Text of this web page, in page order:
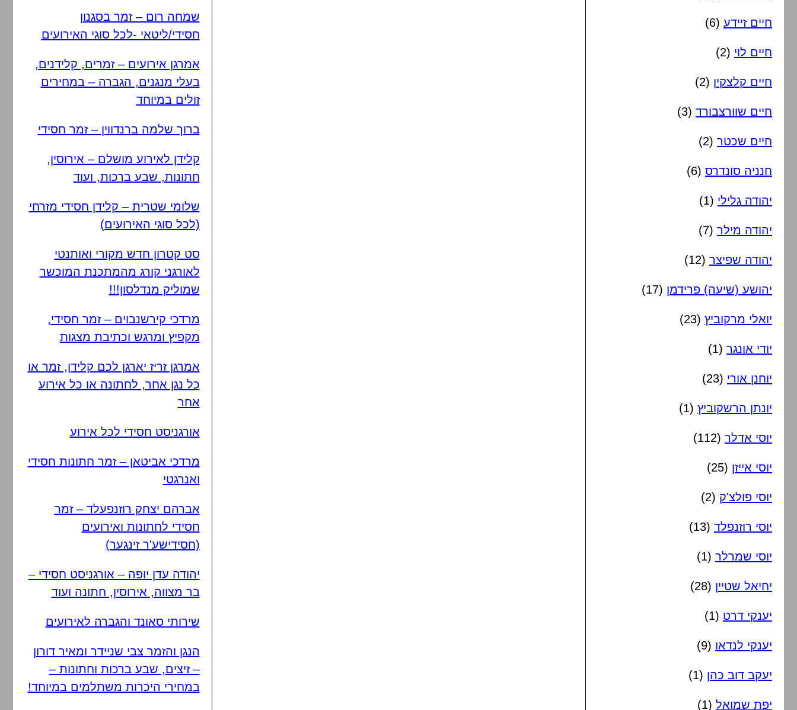
חיים זיידע (6)
חיים לוי (2)
חיים קלצקין (2)
חיים שוורצבורד (3)
חיים שכטר (2)
חנניה סונדרס (6)
יהודה גלילי (1)
יהודה מילר (7)
יהודה שפיצר (12)
יהושע (שיעה) פרידמן (17)
יואלי מרקוביץ (23)
יודי אונגר (1)
יוחנן אורי (23)
יונתן הרשקוביץ (1)
יוסי אדלר (112)
יוסי אייזן (25)
יוסי פולצ'ק (2)
יוסי רוזנפלד (13)
יוסי שמרלר (1)
יחיאל שטיין (28)
יענקי דרט (1)
יענקי לנדאו (9)
יעקב דוב כהן (1)
יפת שמואל (1)
שמחה רום – זמר בסגנון
חסידי/ליטאי -לכל סוגי האירועים
אמרגן אירועים – זמרים, קלידנים,
בעלי מנגנים, הגברה – במחירים
זולים במיוחד
ברוך שלמה ברנדווין – זמר חסידי
קלידן לאירוע מושלם – אירוסין,
חתונות, שבע ברכות, ועוד
שלומי שטרית – קלידן חסידי מזרחי
(לכל סוגי האירועים)
סט קטרון חדש מקורי ואותנטי
לאורגני קורג מהמתכנת המוכשר
שמוליק מנדלסון!!!
מרדכי קירשנבוים – זמר חסידי,
מקפיץ ומרגש וכתיבת מצגות
אמרגן זריז יארגן לכם קלידן, זמר או
כל נגן אחר, לחתונה או כל אירוע
אחר
אורגניסט חסידי לכל אירוע
מרדכי אביטאן – זמר חתונות חסידי
ואנרגטי
אברהם יצחק רוזנפעלד – זמר
חסידי לחתונות ואירועים
(חסידישע'ר זינגער)
יהודה עדן יופה – אורגניסט חסידי –
בר מצווה, אירוסין, חתונה ועוד
שירותי סאונד והגברה לאירועים
הנגן והזמר צבי שניידר ומאיר דורון
– זיצים, שבע ברכות וחתונות –
במחירי היכרות משתלמים במיוחד!